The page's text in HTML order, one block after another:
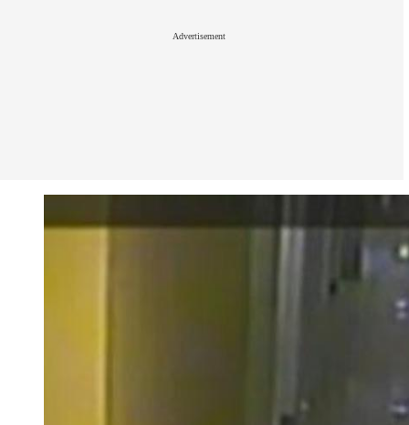
Advertisement